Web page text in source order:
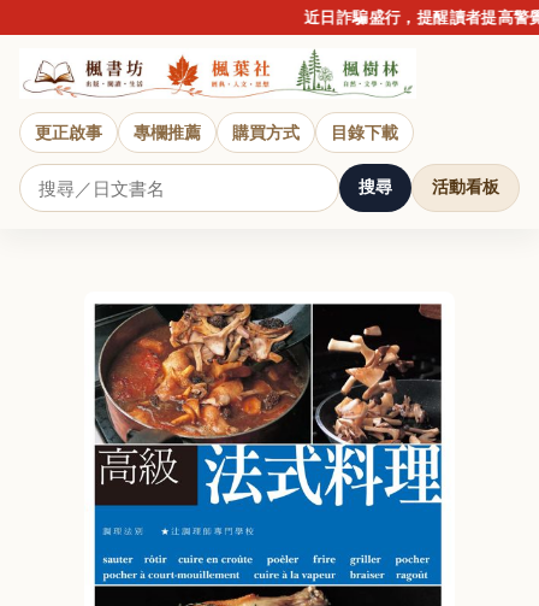
近日詐騙盛行，提醒讀者提高警
更正啟事 專欄推薦 購買方式 目錄下載
搜尋 活動看板